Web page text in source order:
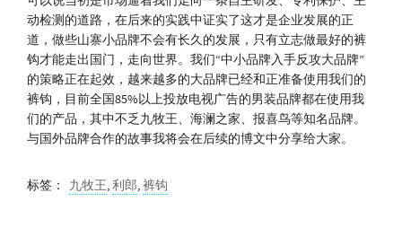
动检测的道路，在后来的实践中证实了这才是企业发展的正
道，做些山寨小品牌不会有长久的发展，只有立志做最好的裤
钩才能走出国门，走向世界。我们“中小品牌入手反攻大品牌”
的策略正在起效，越来越多的大品牌已经和正准备使用我们的
裤钩，目前全国85%以上投放电视广告的男装品牌都在使用我
们的产品，其中不乏九牧王、海澜之家、报喜鸟等知名品牌。
与国外品牌合作的故事我将会在后续的博文中分享给大家。
标签： 九牧王,利郎,裤钩